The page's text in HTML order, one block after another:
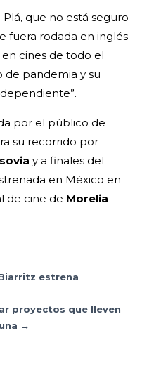
Plá, que no está seguro
fuera rodada en inglés
cines de todo el
pandemia y su
por el público de
su recorrido por
y a finales del
en México en
de cine de Morelia
estrena
proyectos que lleven
→